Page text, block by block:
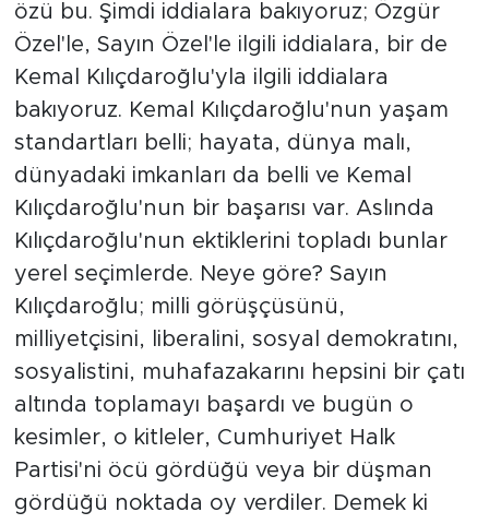
özü bu. Şimdi iddialara bakıyoruz; Özgür
Özel'le, Sayın Özel'le ilgili iddialara, bir de
Kemal Kılıçdaroğlu'yla ilgili iddialara
bakıyoruz. Kemal Kılıçdaroğlu'nun yaşam
standartları belli; hayata, dünya malı,
dünyadaki imkanları da belli ve Kemal
Kılıçdaroğlu'nun bir başarısı var. Aslında
Kılıçdaroğlu'nun ektiklerini topladı bunlar
yerel seçimlerde. Neye göre? Sayın
Kılıçdaroğlu; milli görüşçüsünü,
milliyetçisini, liberalini, sosyal demokratını,
sosyalistini, muhafazakarını hepsini bir çatı
altında toplamayı başardı ve bugün o
kesimler, o kitleler, Cumhuriyet Halk
Partisi'ni öcü gördüğü veya bir düşman
gördüğü noktada oy verdiler. Demek ki